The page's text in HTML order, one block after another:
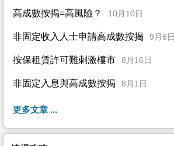
高成數按揭=高風險？ 10月10日
非固定收入人士申請高成數按揭 9月6日
按保租賃許可難刺激樓市 8月16日
非固定入息與高成數按揭 8月1日
更多文章 ...